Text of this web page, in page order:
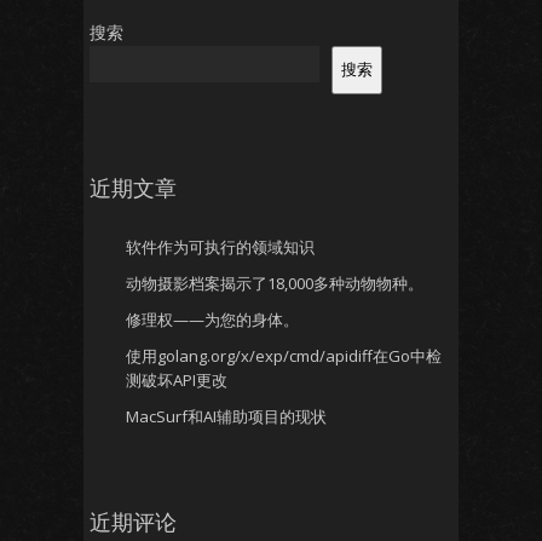
搜索
搜索
近期文章
软件作为可执行的领域知识
动物摄影档案揭示了18,000多种动物物种。
修理权——为您的身体。
使用golang.org/x/exp/cmd/apidiff在Go中检
测破坏API更改
MacSurf和AI辅助项目的现状
近期评论